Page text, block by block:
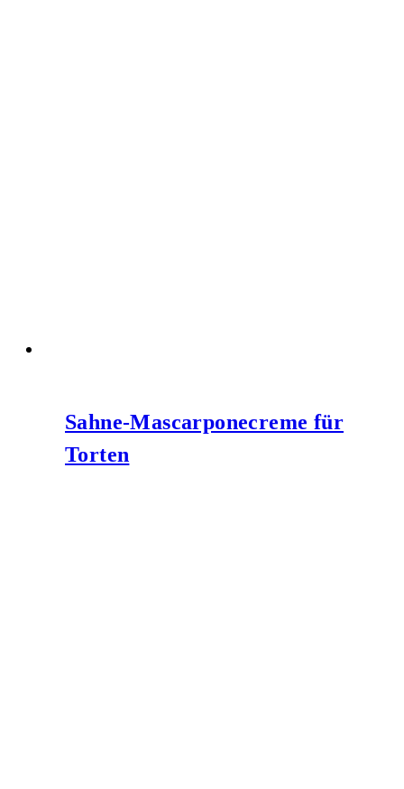
Sahne-Mascarponecreme für
Torten